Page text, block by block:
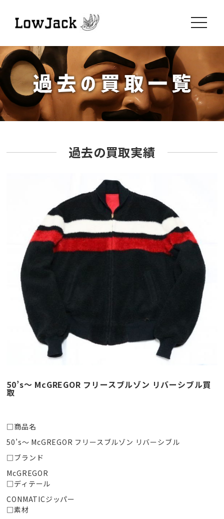
toggle
過去の買取実績
50’s〜 McGREGOR フリースブルゾン リバーシブル買
取
□商品名
50’s〜 McGREGOR フリースブルゾン リバーシブル
□ブランド
McGREGOR
□ディテール
CONMATICジッパー
□素材